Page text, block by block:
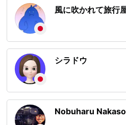
風に吹かれて旅行
シラドウ
Nobuharu